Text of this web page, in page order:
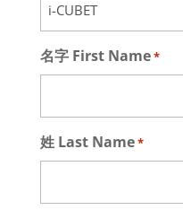
名字 First Name*
姓 Last Name*